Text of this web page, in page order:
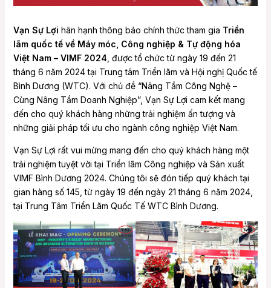
Vạn Sự Lợi hân hạnh thông báo chính thức tham gia Triển
lãm quốc tế về Máy móc, Công nghiệp & Tự động hóa
Việt Nam – VIMF 2024, được tổ chức từ ngày 19 đến 21
tháng 6 năm 2024 tại Trung tâm Triển lãm và Hội nghị Quốc tế
Bình Dương (WTC). Với chủ đề “Nâng Tầm Công Nghệ –
Cùng Nâng Tầm Doanh Nghiệp”, Vạn Sự Lợi cam kết mang
đến cho quý khách hàng những trải nghiệm ấn tượng và
những giải pháp tối ưu cho ngành công nghiệp Việt Nam.
Vạn Sự Lợi rất vui mừng mang đến cho quý khách hàng một
trải nghiệm tuyệt vời tại Triển lãm Công nghiệp và Sản xuất
VIMF Bình Dương 2024. Chúng tôi sẽ đón tiếp quý khách tại
gian hàng số 145, từ ngày 19 đến ngày 21 tháng 6 năm 2024,
tại Trung Tâm Triển Lãm Quốc Tế WTC Bình Dương.